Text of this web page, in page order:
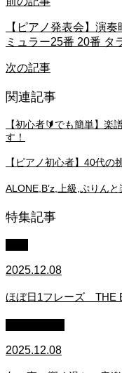
【ピアノ発表会】演
ミュラー25番 20番 タ
次の記事
関連記事
【初心者🔰でも簡単】楽
す！
【ピアノ初心者】40代
ALONE,B’z,上級,ぷりんと
特集記事
2025.12.08
ほぼ日1フレーズ THE
2025.12.08